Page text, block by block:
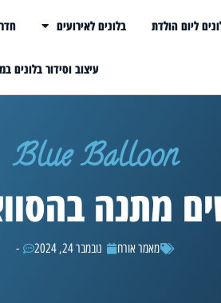
ליום הולדת בלונים לאירועים
עיצוב וסידור בלונים
Blue Balloon
מתנה
מאמר אורח נובמבר 24, 2024 -